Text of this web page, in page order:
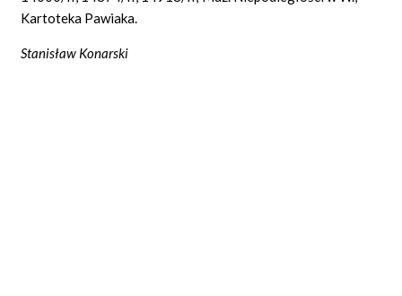
Kartoteka Pawiaka.
Stanisław Konarski